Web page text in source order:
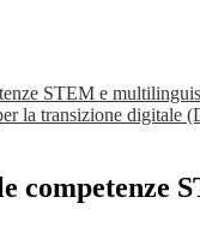
STEM e
la transizione digitale
competenze